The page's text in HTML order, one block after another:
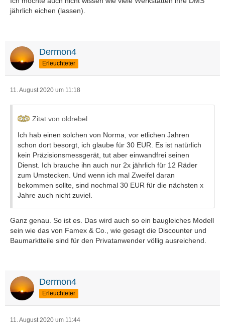
jährlich eichen (lassen).
Dermon4
Erleuchteter
11. August 2020 um 11:18
Zitat von oldrebel
Ich hab einen solchen von Norma, vor etlichen Jahren
schon dort besorgt, ich glaube für 30 EUR. Es ist natürlich
kein Präzisionsmessgerät, tut aber einwandfrei seinen
Dienst. Ich brauche ihn auch nur 2x jährlich für 12 Räder
zum Umstecken. Und wenn ich mal Zweifel daran
bekommen sollte, sind nochmal 30 EUR für die nächsten x
Jahre auch nicht zuviel.
Ganz genau. So ist es. Das wird auch so ein baugleiches Modell
sein wie das von Famex & Co., wie gesagt die Discounter und
Baumarktteile sind für den Privatanwender völlig ausreichend.
Dermon4
Erleuchteter
11. August 2020 um 11:44